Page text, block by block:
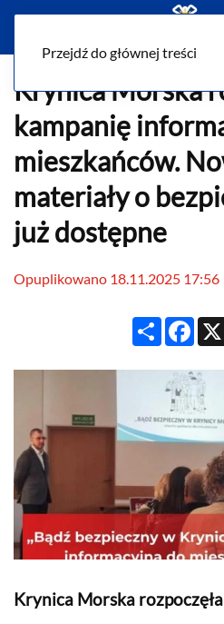
Przejdź do głównej treści
Krynica Morska
kampanię
mieszkańców.
materiały o
już dostępne
Opuplikowano 18.11.2025 17:56
Share
Krynica Morska